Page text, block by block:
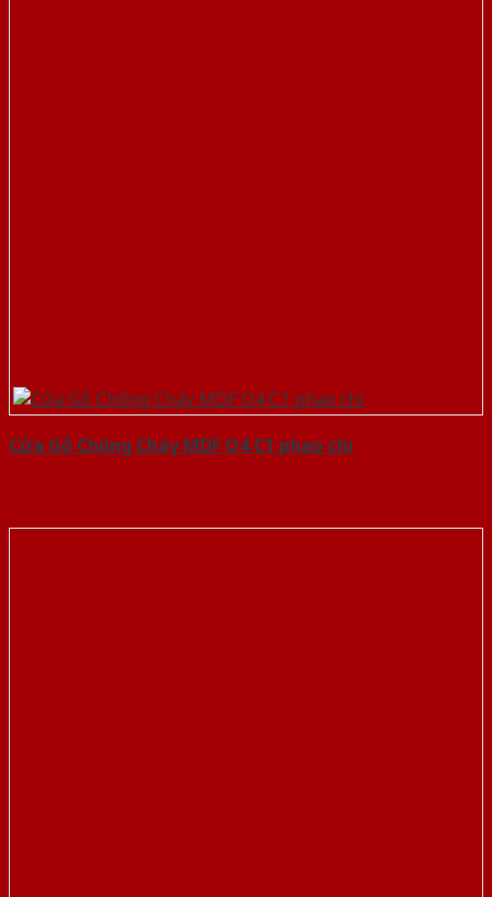
Cửa Gỗ Chống Cháy MDF O4 C1 phao chi